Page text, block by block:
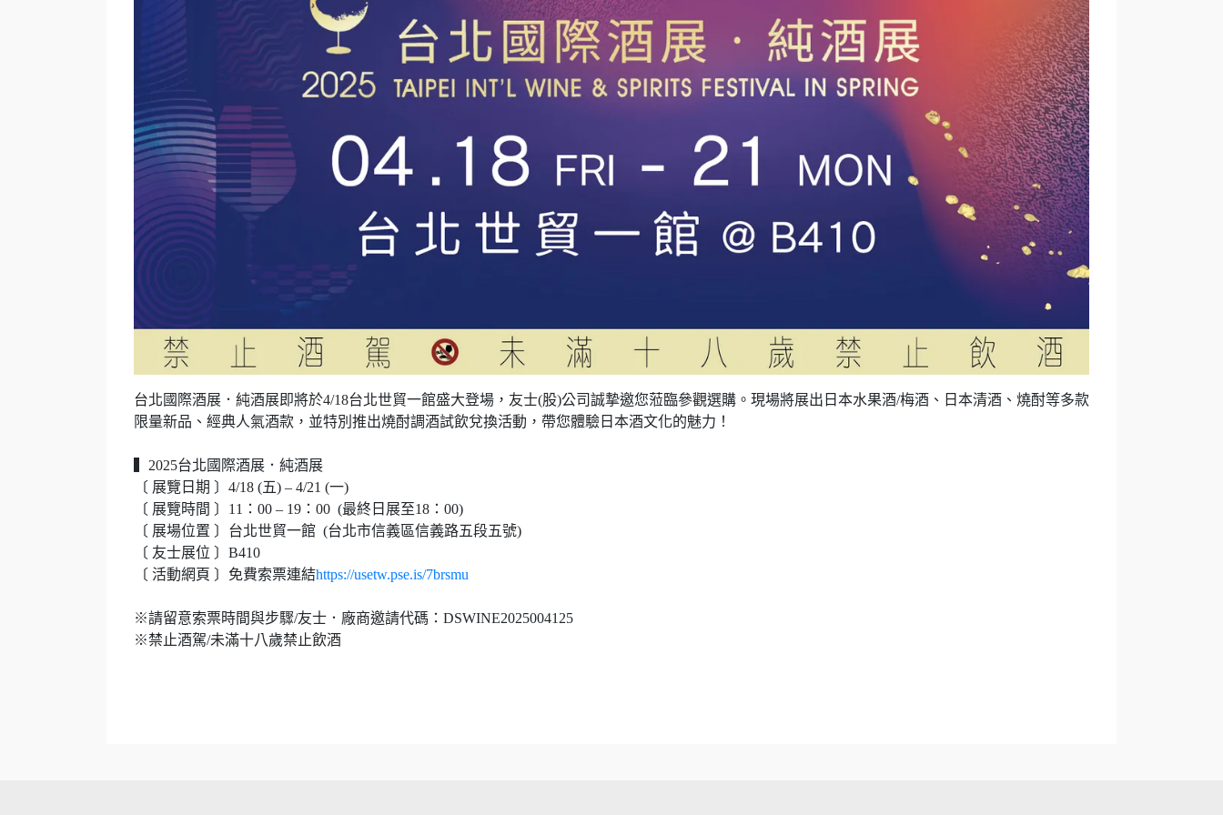
台北國際酒展．純酒展即將於4/18台北世貿一館盛大登場，友士(股)公司誠摯邀您蒞臨參觀選購。現場將展出日本水果酒/梅酒、日本清酒、燒酎等多款
限量新品、經典人氣酒款，並特別推出燒酎調酒試飲兌換活動，帶您體驗日本酒文化的魅力！
▍2025台北國際酒展．純酒展
〔 展覽日期 〕4/18 (五) – 4/21 (一)
〔 展覽時間 〕11：00 – 19：00 (最終日展至18：00)
〔 展場位置 〕台北世貿一館 (台北市信義區信義路五段五號)
〔 友士展位 〕B410
〔 活動網頁 〕免費索票連結https://usetw.pse.is/7brsmu
※請留意索票時間與步驟/友士．廠商邀請代碼：DSWINE2025004125
※禁止酒駕/未滿十八歲禁止飲酒